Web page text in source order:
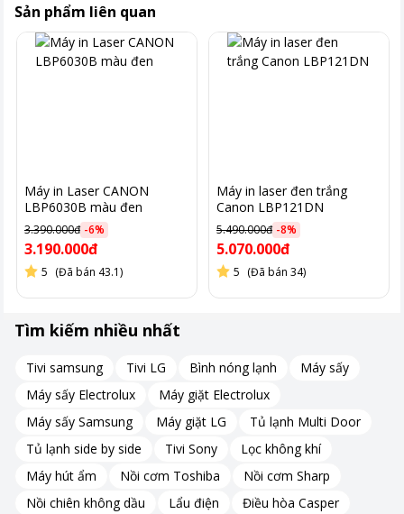
Sản phẩm liên quan
Máy in Laser CANON
LBP6030B màu đen
3.390.000đ -6%
3.190.000đ
5 (Đã bán 43.1)
Máy in laser đen trắng
Canon LBP121DN
5.490.000đ -8%
5.070.000đ
5 (Đã bán 34)
Tìm kiếm nhiều nhất
Tivi samsung Tivi LG Bình nóng lạnh
Máy sấy
Máy sấy Electrolux
Máy giặt Electrolux
Máy sấy Samsung
Máy giặt LG
Tủ lạnh Multi Door
Tủ lạnh side by side
Tivi Sony
Lọc không khí
Máy hút ẩm
Nồi cơm Toshiba
Nồi cơm Sharp
Nồi chiên không dầu
Lẩu điện
Điều hòa Casper